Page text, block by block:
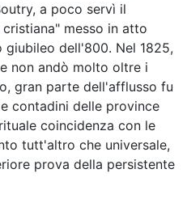
a poco servì il
messo in atto
dell'800. Nel 1825,
non andò molto oltre i
gran parte dell'afflusso fu
contadini delle province
coincidenza con le
tutt'altro che universale,
prova della persistente